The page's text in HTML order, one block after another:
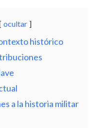
ocultar
histórico
a la historia militar